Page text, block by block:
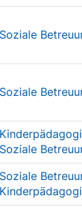
Soziale
Soziale
Soziale
Soziale